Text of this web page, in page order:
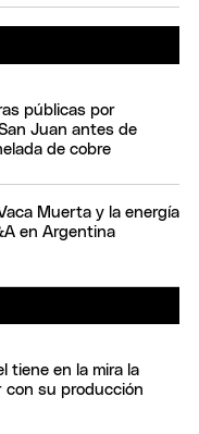
públicas por
Juan antes de
de cobre
Muerta y la energía
en Argentina
tiene en la mira la
con su producción